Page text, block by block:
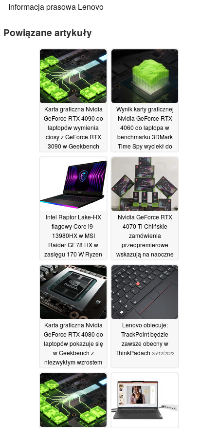
Informacja prasowa Lenovo
Powiązane artykuły
Karta graficzna Nvidia
GeForce RTX 4090 do
laptopów wymienia
ciosy z GeForce RTX
3090 w Geekbench
Wynik karty graficznej
Nvidia GeForce RTX
4060 do laptopa w
benchmarku 3DMark
Time Spy wyciekł do
31/12/2022
Intel Raptor Lake-HX
flagowy Core i9-
13980HX w MSI
Raider GE78 HX w
zasięgu 170 W Ryzen
szybszy od wycieku
Apple M2 Max31/12/2022
Nvidia GeForce RTX
4070 Ti Chińskie
zamówienia
przedpremierowe
wskazują na naoczne
1 204 USD za karty
partnerów28/12/2022
Karta graficzna Nvidia
GeForce RTX 4080 do
laptopów pokazuje się
w Geekbench z
niezwykłym wzrostem
do Ampere28/12/2022
Lenovo obiecuje:
TrackPoint będzie
zawsze obecny w
ThinkPadach 25/12/2022